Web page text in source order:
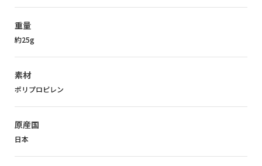
重量
約25g
素材
ポリプロピレン
原産国
日本